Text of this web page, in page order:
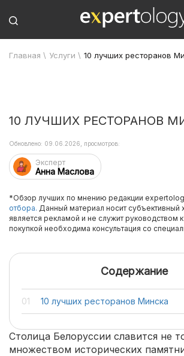
Главная \ Услуги \ 10 лучших ресторанов
10 ЛУЧШИХ РЕСТОРАНОВ
Эксперт
Анна Маслова
Обновлено: 09.06.2026, просмотров:
*Обзор лучших по мнению редакции
отбора. Данный материал носит субъективный
является рекламой и не служит руководством
покупкой необходима консультация со
Содержание
10 лучших ресторанов Минска
Столица Белоруссии славится не
множеством исторических